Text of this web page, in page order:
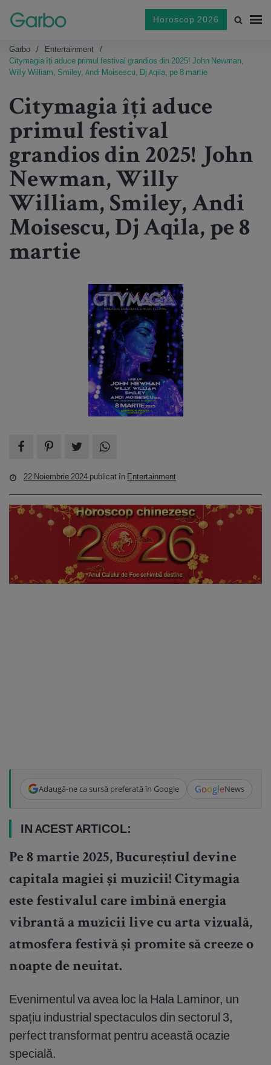
Horoscop 2026
Garbo
Entertainment
Citymagia îți aduce primul festival grandios din 2025! John Newman,
Willy William, Smiley, Andi Moisescu, Dj Aqila, pe 8 martie
Citymagia îți aduce
primul festival
grandios din 2025! John
Newman, Willy
William, Smiley, Andi
Moisescu, Dj Aqila, pe 8
martie
22 Noiembrie 2024 publicat în Entertainment
Adaugă-ne ca sursă preferată în Google GoogleNews
IN ACEST ARTICOL:
Pe 8 martie 2025, Bucureștiul devine
capitala magiei și muzicii! Citymagia
este festivalul care îmbină energia
vibrantă a muzicii live cu arta vizuală,
atmosfera festivă și promite să creeze o
noapte de neuitat.
Evenimentul va avea loc la Hala Laminor, un
spațiu industrial spectaculos din sectorul 3,
perfect transformat pentru această ocazie
specială.